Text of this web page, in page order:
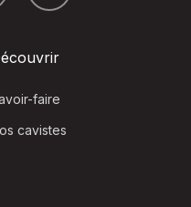
faire
cavistes